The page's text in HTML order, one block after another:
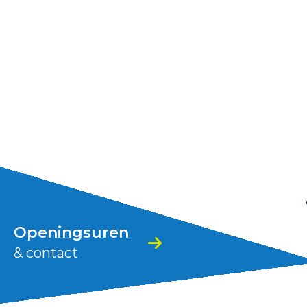
Openingsuren
& contact